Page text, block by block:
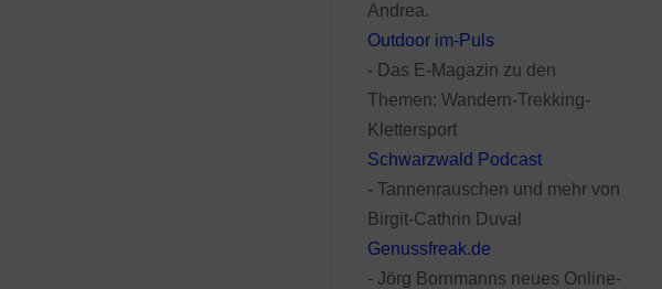
Andrea.
Outdoor im-Puls
- Das E-Magazin zu den
Themen: Wandern-Trekking-
Klettersport
Schwarzwald Podcast
- Tannenrauschen und mehr von
Birgit-Cathrin Duval
Genussfreak.de
- Jörg Bornmanns neues Online-